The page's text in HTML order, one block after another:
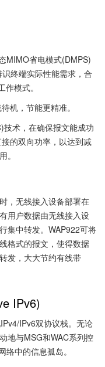
MIMO省电模式(DMPS)
终端实际性能需求，合
模式。
机，节能更精准。
技术，在确保报文能成功
的双向功率，以达到减
。
，无线接入设备部署在
用户数据由无线接入设
集中转发。WAP922可将
格式的报文，使得数据
发，大大节约有线带
IPv6)
IPv6双协议栈。无论
地与MSG和WAC系列控
中的信息孤岛。